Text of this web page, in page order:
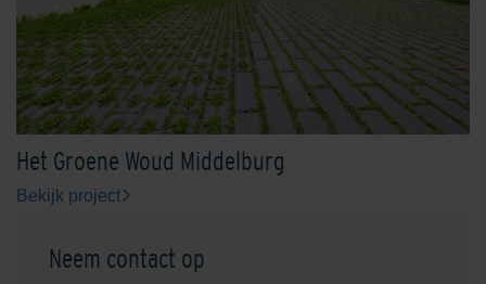
Het Groene Woud Middelburg
Bekijk project
Neem contact op